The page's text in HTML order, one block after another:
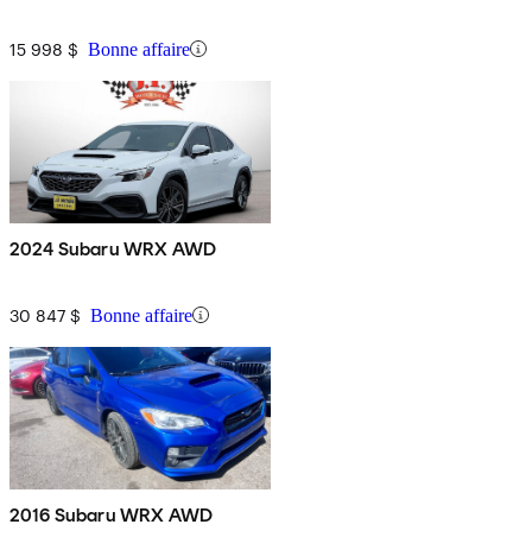
15 998 $ Bonne affaire
2024 Subaru WRX AWD
30 847 $ Bonne affaire
2016 Subaru WRX AWD